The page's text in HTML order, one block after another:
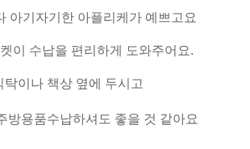
아기자기한 아플리케가 예쁘고요
이 수납을 편리하게 도와주어요.
탁이나 책상 옆에 두시고
방용품수납하셔도 좋을 것 같아요